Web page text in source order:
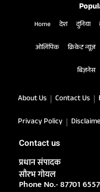
Home देश दुनिया
ओलिंपिक क्रिकेट न्यूज़
बिज़नेस
About Us Contact Us
Privacy Policy
Contact us
प्रधान संपादक
सौरभ गोयल
Phone No.- 87701